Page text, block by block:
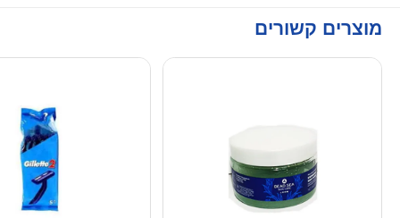
מוצרים קשורים